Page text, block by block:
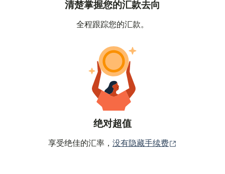
清楚掌握您的汇款去向
全程跟踪您的汇款。
绝对超值
享受绝佳的汇率， 没有隐藏手续费